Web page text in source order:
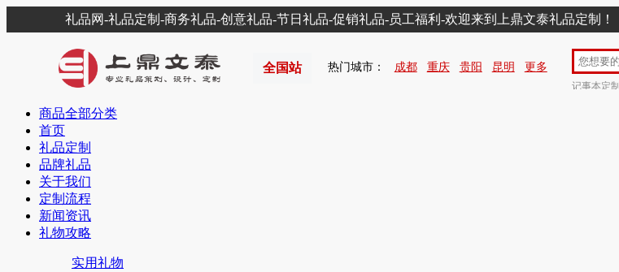
礼品网-礼品定制-商务礼品-创意礼品-节日礼品-促销礼品-员工福利-欢迎来到上鼎文泰礼品定制！
全国站 热门城市： 成都 重庆 贵阳 昆明 更多
记事本定制
商品全部分类
首页
礼品定制
品牌礼品
关于我们
定制流程
新闻资讯
礼物攻略
实用礼物